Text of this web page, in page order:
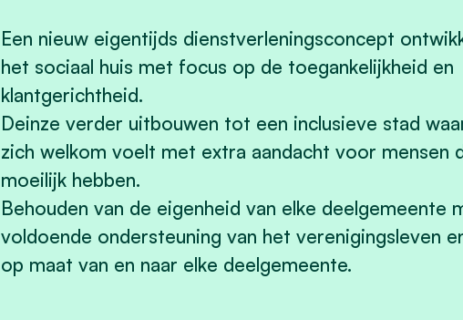
Een nieuw eigentijds dienstverleningsconcept
het sociaal huis met focus op de toegankelijkheid en
klantgerichtheid.
Deinze verder uitbouwen tot een inclusieve stad
zich welkom voelt met extra aandacht voor mensen
moeilijk hebben.
Behouden van de eigenheid van elke deelgemeente
voldoende ondersteuning van het verenigingsleven
op maat van en naar elke deelgemeente.